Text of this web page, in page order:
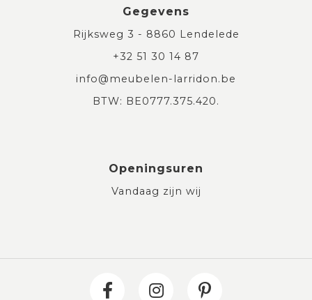
Gegevens
Rijksweg 3 - 8860 Lendelede
+32 51 30 14 87
info@meubelen-larridon.be
BTW: BE0777.375.420.
Openingsuren
Vandaag zijn wij